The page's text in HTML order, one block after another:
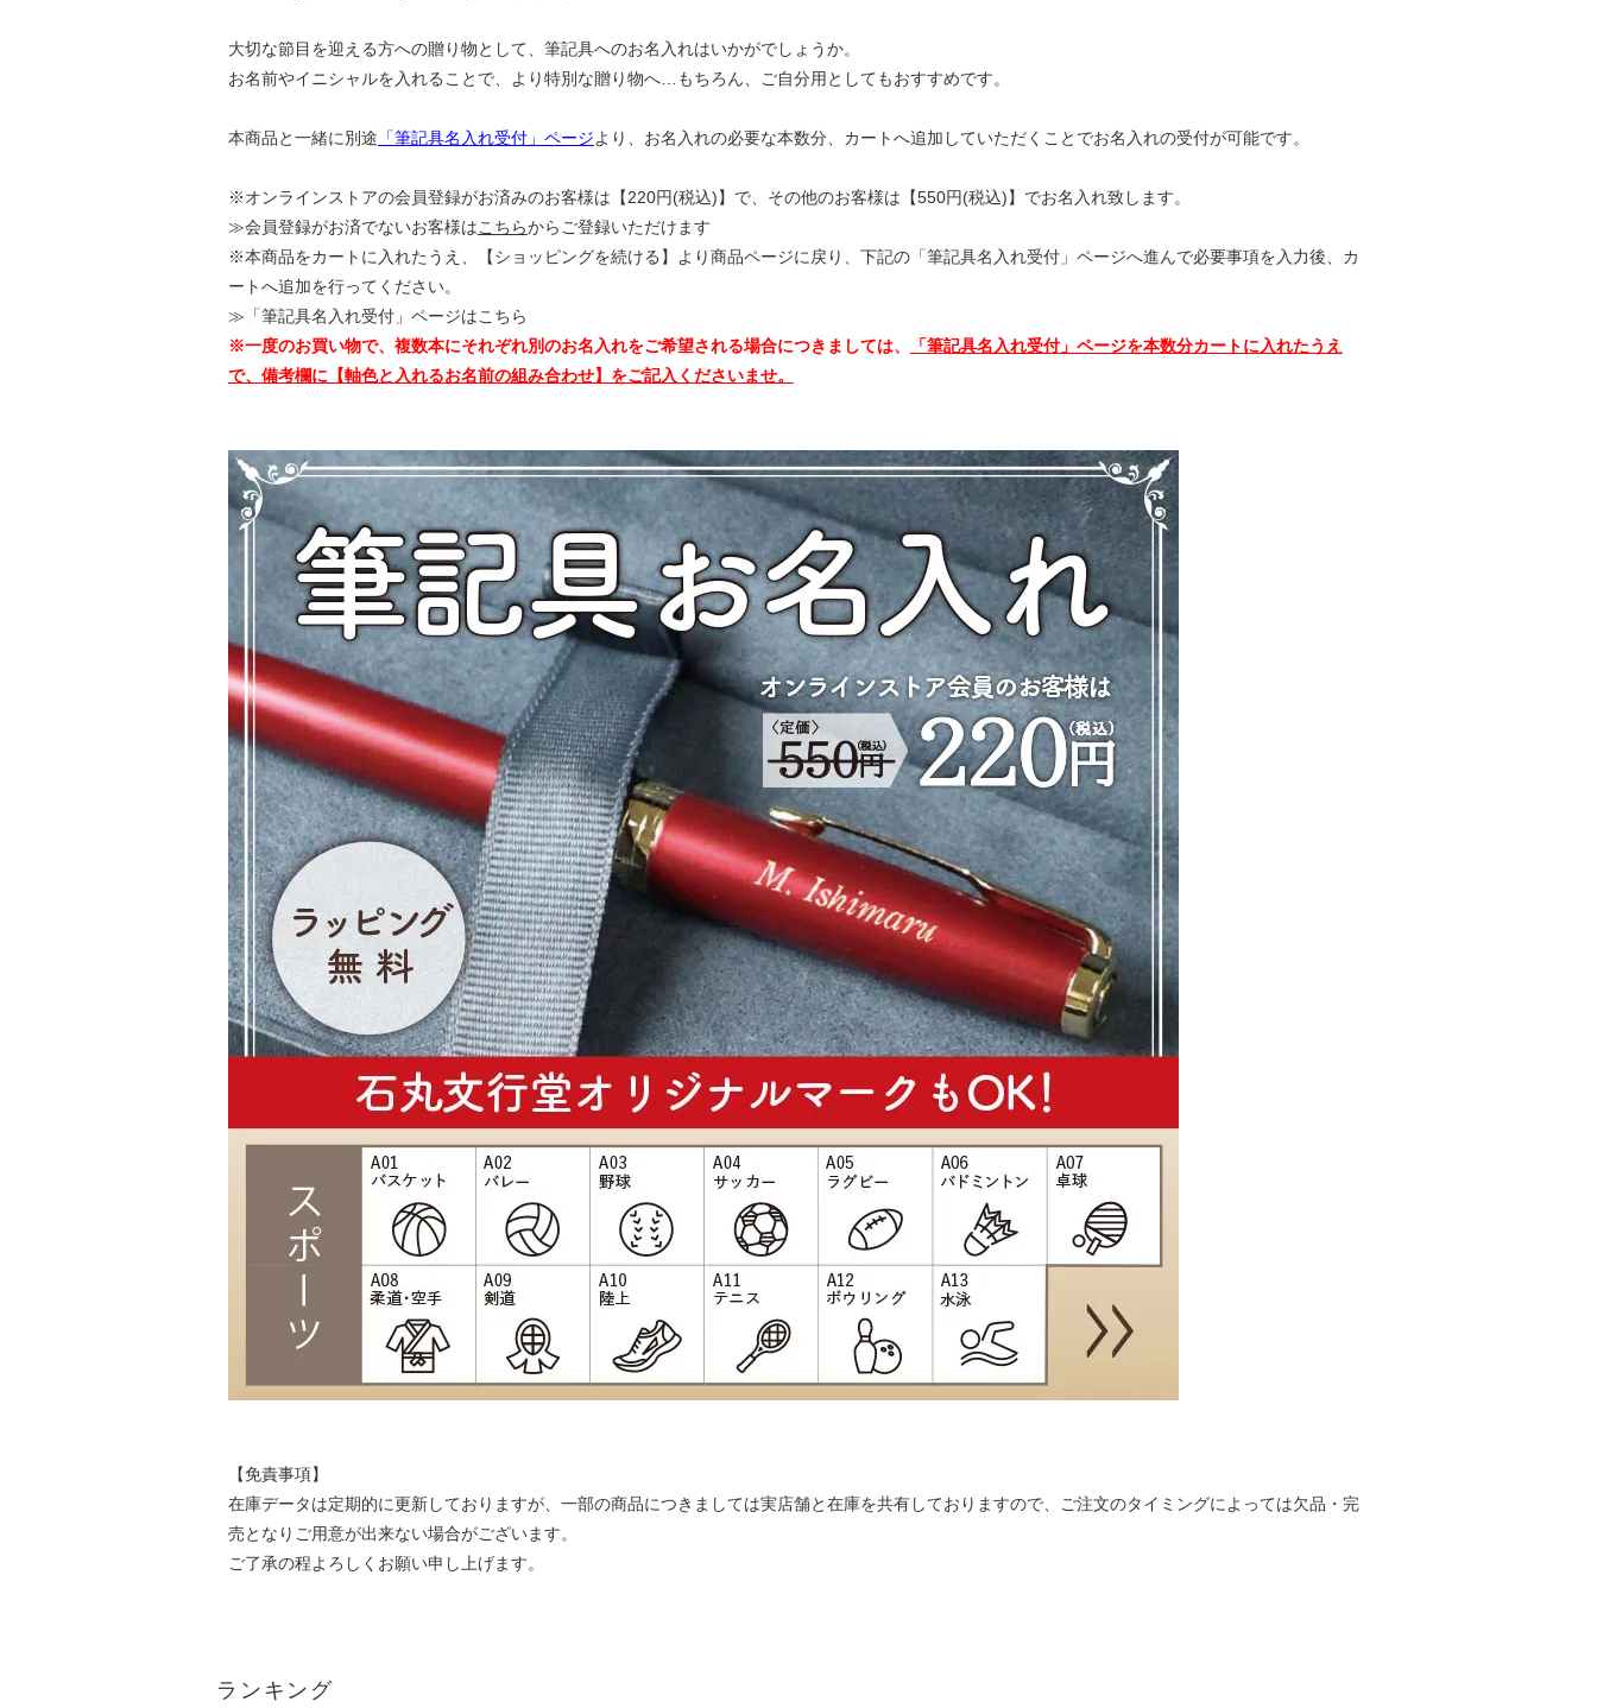
大切な節目を迎える方への贈り物として、筆記具へのお名入れはいかがでしょうか。
お名前やイニシャルを入れることで、より特別な贈り物へ…もちろん、ご自分用としてもおすすめです。
本商品と一緒に別途 「筆記具名入れ受付」ページより、お名入れの必要な本数分、カートへ追加していただくことでお名入れの受付が可能です。
※オンラインストアの会員登録がお済みのお客様は【220円(税込)】で、その他のお客様は【550円(税込)】でお名入れ致します。
≫会員登録がお済でないお客様はこちらからご登録いただけます
※本商品をカートに入れたうえ、【ショッピングを続ける】より商品ページに戻り、下記の「筆記具名入れ受付」ページへ進んで必要事項を入力後、カ
ートへ追加を行ってください。
≫「筆記具名入れ受付」ページはこちら
※一度のお買い物で、複数本にそれぞれ別のお名入れをご希望される場合につきましては、
「筆記具名入れ受付」ページを本数分カートに入れたうえ
で、備考欄に【軸色と入れるお名前の組み合わせ】をご記入くださいませ。
【免責事項】
在庫データは定期的に更新しておりますが、一部の商品につきましては実店舗と在庫を共有しておりますので、ご注文のタイミングによっては欠品・完
売となりご用意が出来ない場合がございます。
ご了承の程よろしくお願い申し上げます。
ランキング